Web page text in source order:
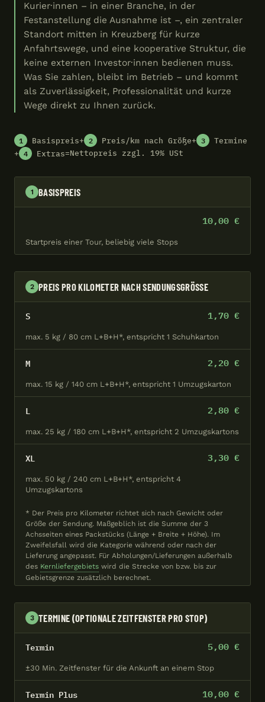
Kurier·innen – in einer Branche, in der
Festanstellung die Ausnahme ist –, ein zentraler
Standort mitten in Kreuzberg für kurze
Anfahrtswege, und eine kooperative Struktur, die
keine externen Investor·innen bedienen muss.
Was Sie zahlen, bleibt im Betrieb – und kommt
als Zuverlässigkeit, Professionalität und kurze
Wege direkt zu Ihnen zurück.
1 Basispreis+ 2 Preis/km nach Größe+ 3
Termine
+ 4 Extras=Nettopreis zzgl. 19% USt
1 BASISPREIS
Startpreis einer Tour, beliebig viele Stops
10,00 €
2 PREIS PRO KILOMETER NACH SENDUNGSGRÖSSE
S
max. 5 kg / 80 cm L+B+H*, entspricht 1 Schuhkarton
1,70 €
M
max. 15 kg / 140 cm L+B+H*, entspricht 1 Umzugskarton
2,20 €
L
max. 25 kg / 180 cm L+B+H*, entspricht 2 Umzugskartons
2,80 €
XL
max. 50 kg / 240 cm L+B+H*, entspricht 4
Umzugskartons
3,30 €
* Der Preis pro Kilometer richtet sich nach Gewicht oder
Größe der Sendung. Maßgeblich ist die Summe der 3
Achsseiten eines Packstücks (Länge + Breite + Höhe). Im
Zweifelsfall wird die Kategorie während oder nach der
Lieferung angepasst. Für Abholungen/Lieferungen außerhalb
des Kernliefergebiets wird die Strecke von bzw. bis zur
Gebietsgrenze zusätzlich berechnet.
3 TERMINE (OPTIONALE ZEITFENSTER PRO STOP)
Termin
±30 Min. Zeitfenster für die Ankunft an einem Stop
5,00 €
Termin Plus 10,00 €